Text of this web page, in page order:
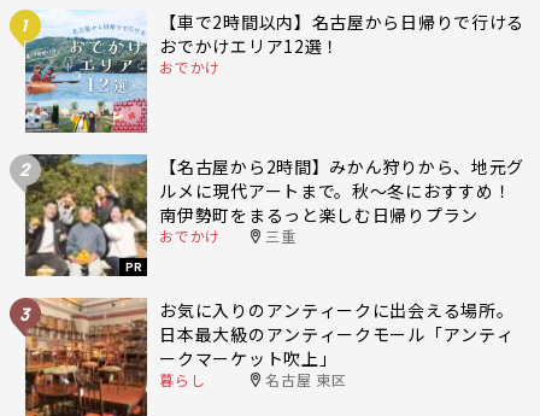
1
【車で2時間以内】名古屋から日帰りで行ける
おでかけエリア12選！
おでかけ
2
PR
【名古屋から2時間】みかん狩りから、地元グ
ルメに現代アートまで。秋〜冬におすすめ！
南伊勢町をまるっと楽しむ日帰りプラン
おでかけ 三重
3
お気に入りのアンティークに出会える場所。
日本最大級のアンティークモール「アンティ
ークマーケット吹上」
暮らし 名古屋 東区